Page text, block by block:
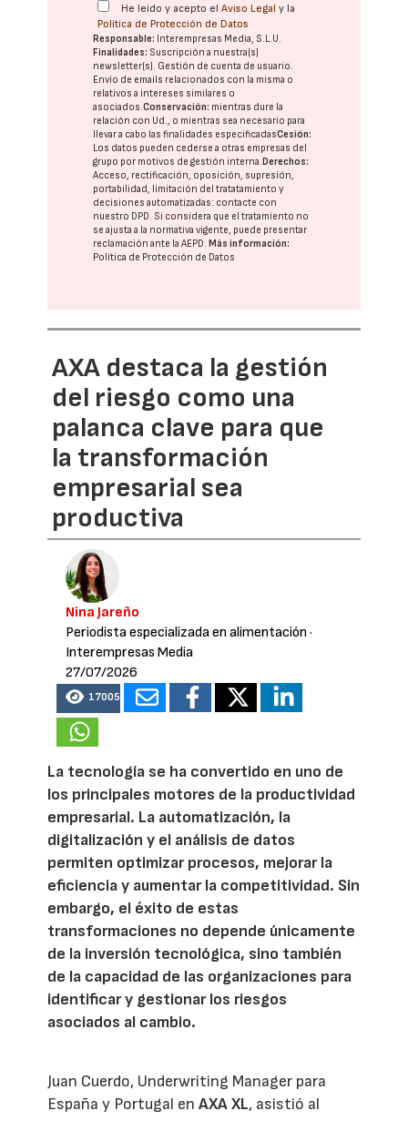
He leído y acepto elAviso Legal y la
Política de Protección de Datos
Responsable: Interempresas Media, S.L.U.
Finalidades: Suscripción a nuestra(s)
newsletter(s). Gestión de cuenta de usuario.
Envío de emails relacionados con la misma o
relativos a intereses similares o
asociados.Conservación: mientras dure la
relación con Ud., o mientras sea necesario para
llevar a cabo las finalidades especificadasCesión:
Los datos pueden cederse a otras empresas del
grupo por motivos de gestión interna.Derechos:
Acceso, rectificación, oposición, supresión,
portabilidad, limitación del tratatamiento y
decisiones automatizadas: contacte con
nuestro DPD. Si considera que el tratamiento no
se ajusta a la normativa vigente, puede presentar
reclamación ante laAEPD.Más información:
Política de Protección de Datos
AXA destaca la gestión
del riesgo como una
palanca clave para que
la transformación
empresarial sea
productiva
Nina Jareño
Periodista especializada en alimentación ·
Interempresas Media
27/07/2026
17005
La tecnología se ha convertido en uno de
los principales motores de la productividad
empresarial. La automatización, la
digitalización y el análisis de datos
permiten optimizar procesos, mejorar la
eficiencia y aumentar la competitividad. Sin
embargo, el éxito de estas
transformaciones no depende únicamente
de la inversión tecnológica, sino también
de la capacidad de las organizaciones para
identificar y gestionar los riesgos
asociados al cambio.
Juan Cuerdo, Underwriting Manager para
España y Portugal enAXA XL, asistió al